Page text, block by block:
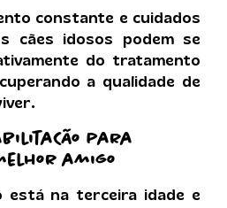
constante e cuidados
cães idosos podem se
do tratamento
a qualidade de
para
amigo
está na terceira idade e